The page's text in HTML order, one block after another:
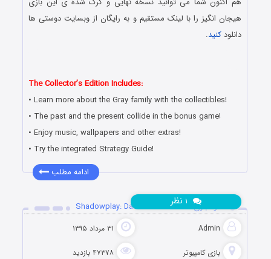
هیجان انگیز را با لینک مستقیم و به رایگان از وبسایت دوستی ها
دانلودکنید.
The Collector’s Edition Includes:
• Learn more about the Gray family with the collectibles!
• The past and the present collide in the bonus game!
• Enjoy music, wallpapers and other extras!
• Try the integrated Strategy Guide!
ادامه مطلب
دانلود بازی Shadowplay: Darkness Incarnate
Admin ۳۱ مرداد ۱۳۹۵
بازی کامپیوتر ۴۷۳۷۸ بازدید
نظر